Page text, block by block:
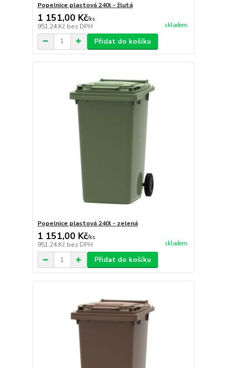
Popelnice plastová 240l - žlutá
1 151,00 Kč/ks
951,24 Kč bez DPH skladem
Přidat do košíku
Popelnice plastová 240l - zelená
1 151,00 Kč/ks
951,24 Kč bez DPH skladem
Přidat do košíku